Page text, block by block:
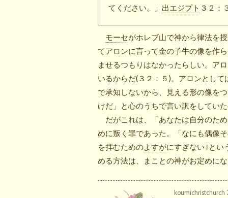
てください。」 出エジプト ３２：
モーセがホレブ山で神から律法を
てアロンに言って金の子牛の像を作
ませるつもりはなかったらしい。ア
いるからだ(３２：５)。アロンとして
で承知しないから、見える形の像を
けだ」と心のうちで言い訳をしていた
だがこれは、「あなたは自分のた
めに叛く罪であった。「なにも偶像
を拝むためのよすがにすぎない｣とい
める方法は、まことの神がお定めにな
koumichristchurch